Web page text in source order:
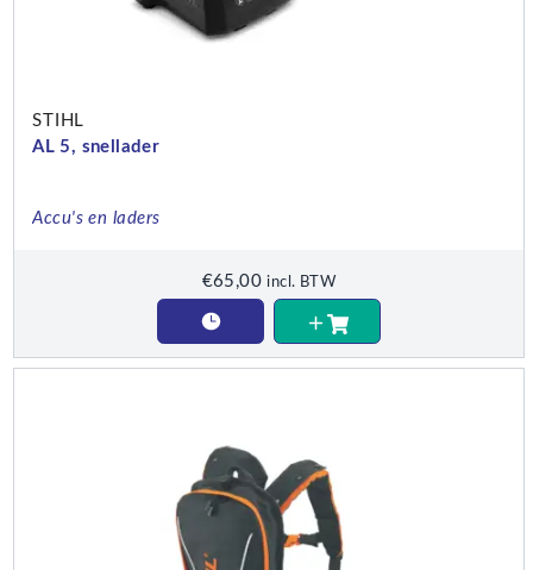
STIHL
AL 5, snellader
Accu's en laders
€65,00 incl. BTW